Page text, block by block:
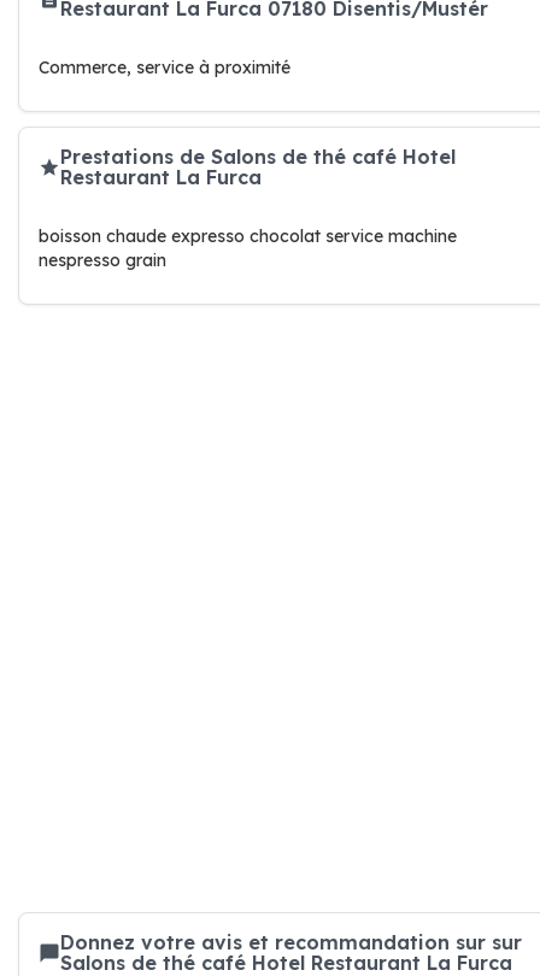
Restaurant La Furca 07180 Disentis/Mustér
Commerce, service à proximité
Prestations de Salons de thé café Hotel
Restaurant La Furca
boisson chaude expresso chocolat service machine
nespresso grain
Donnez votre avis et recommandation sur sur
Salons de thé café Hotel Restaurant La Furca